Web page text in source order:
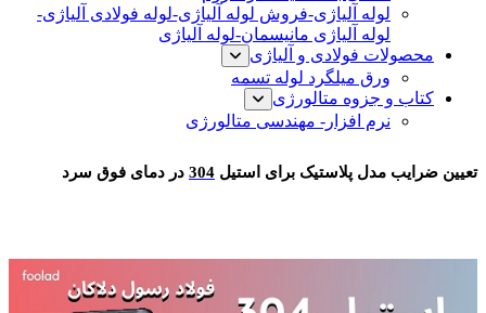
لوله آلیاژی-فروش لوله آلیاژی-لوله فولادی آلیاژی-
لوله آلیاژی مانیسمان-لوله آلیاژی
محصولات فولادی و آلیاژی
ورق میلگرد لوله تسمه
کتاب و جزوه متالورژی
نرم افزار- مهندسی متالورژی
تعیین ضرایب مدل پلاستیک برای استیل 304 در دمای فوق سرد